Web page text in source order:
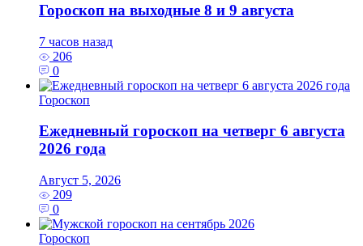
Гороскоп на выходные 8 и 9 августа
7 часов назад
206
0
Гороскоп
Ежедневный гороскоп на четверг 6 августа
2026 года
Август 5, 2026
209
0
Гороскоп